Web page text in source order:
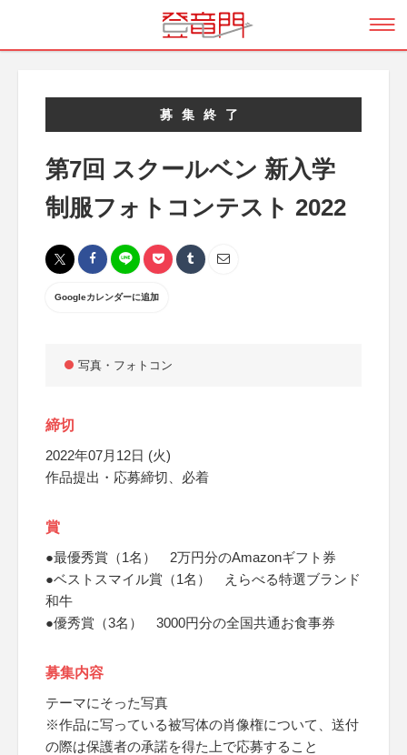
募集終了
第7回 スクールベン 新入学
制服フォトコンテスト 2022
Googleカレンダーに追加
写真・フォトコン
締切
2022年07月12日 (火)
作品提出・応募締切、必着
賞
●最優秀賞（1名） 2万円分のAmazonギフト券
●ベストスマイル賞（1名） えらべる特選ブランド
和牛
●優秀賞（3名） 3000円分の全国共通お食事券
募集内容
テーマにそった写真
※作品に写っている被写体の肖像権について、送付
の際は保護者の承諾を得た上で応募すること